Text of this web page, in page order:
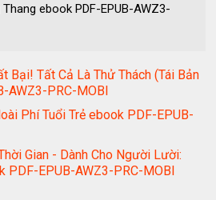
ebook PDF-EPUB-AWZ3-
Bại! Tất Cả Là Thử Thách (Tái Bản
AWZ3-PRC-MOBI
Phí Tuổi Trẻ ebook PDF-EPUB-
Gian - Dành Cho Người Lười:
PDF-EPUB-AWZ3-PRC-MOBI